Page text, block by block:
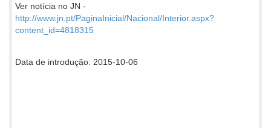
Ver notícia no JN -
http://www.jn.pt/PaginaInicial/Nacional/Interior.aspx?
content_id=4818315
Data de introdução: 2015-10-06